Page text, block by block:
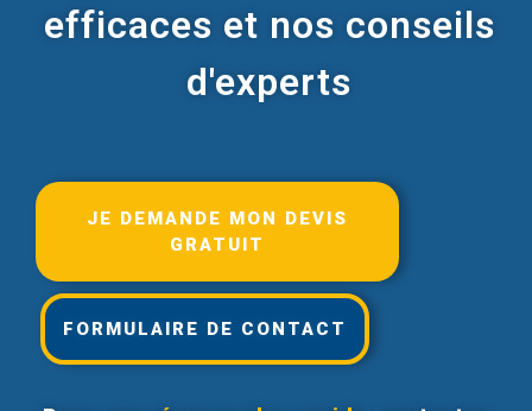
efficaces et nos conseils
d'experts
JE DEMANDE MON DEVIS
GRATUIT
FORMULAIRE DE CONTACT